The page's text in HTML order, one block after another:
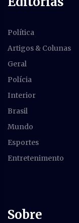
Política
Artigos & Colunas
Geral
Polícia
Interior
Brasil
Mundo
Esportes
Entretenimento
Sobre